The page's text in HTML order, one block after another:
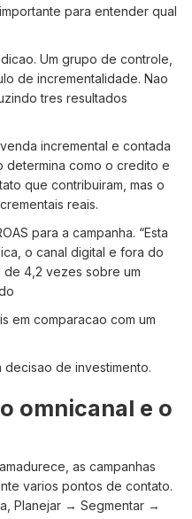
para entender qual
Um grupo de controle,
de incrementalidade. Nao
tres resultados
incremental e contada
determina como o credito e
que contribuiram, mas o
reais.
para a campanha. “Esta
o canal digital e fora do
de 4,2 vezes sobre um
em comparacao com um
decisao de investimento.
omnicanal e o
as campanhas
varios pontos de contato.
Planejar → Segmentar →